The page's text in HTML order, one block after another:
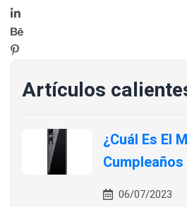
Artículos
¿Cuál Es El
06/07/2023